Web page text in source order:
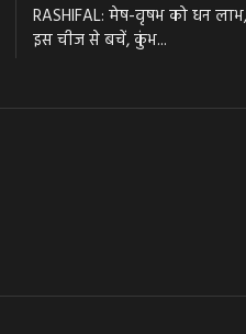
RASHIFAL: मेष-वृषभ को धन
इस चीज से बचें, कुंभ...